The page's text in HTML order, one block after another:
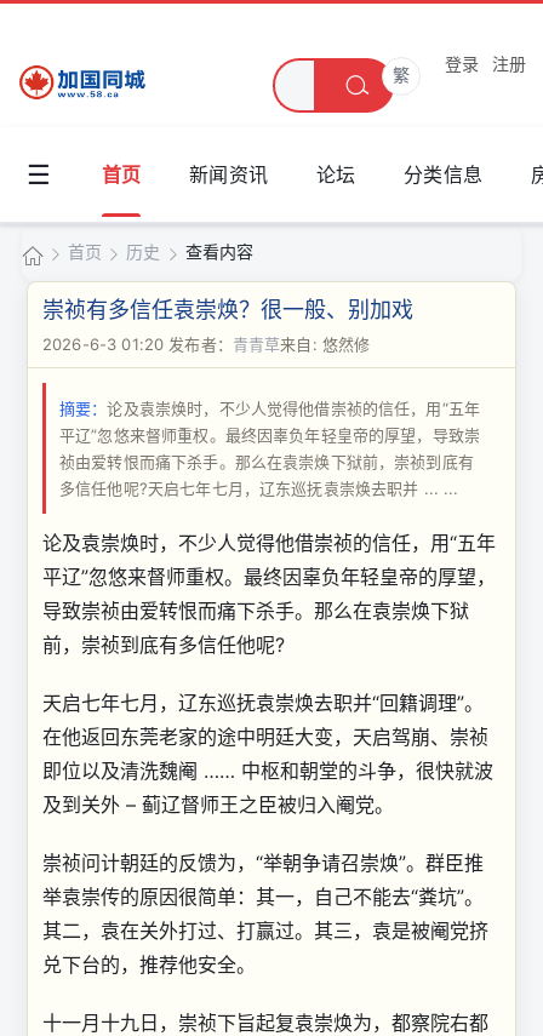
繁
登录 注册
☰ 首页 新闻资讯 论坛 分类信息
加
同
›
首页
›
历史
›
查看内容
崇祯有多信任袁崇焕？很一般、别加戏
2026-6-3 01:20 发布者： 青青草来自: 悠然修
摘要：论及袁崇焕时，不少人觉得他借崇祯的信任，用“五年
平辽”忽悠来督师重权。最终因辜负年轻皇帝的厚望，导致崇
祯由爱转恨而痛下杀手。那么在袁崇焕下狱前，崇祯到底有
多信任他呢?天启七年七月，辽东巡抚袁崇焕去职并 ... ...
论及袁崇焕时，不少人觉得他借崇祯的信任，用“五年
平辽”忽悠来督师重权。最终因辜负年轻皇帝的厚望，
导致崇祯由爱转恨而痛下杀手。那么在袁崇焕下狱
前，崇祯到底有多信任他呢?
天启七年七月，辽东巡抚袁崇焕去职并“回籍调理”。
在他返回东莞老家的途中明廷大变，天启驾崩、崇祯
即位以及清洗魏阉 …… 中枢和朝堂的斗争，很快就波
及到关外 – 蓟辽督师王之臣被归入阉党。
崇祯问计朝廷的反馈为，“举朝争请召崇焕”。群臣推
举袁崇传的原因很简单：其一，自己不能去“粪坑”。
其二，袁在关外打过、打赢过。其三，袁是被阉党挤
兑下台的，推荐他安全。
十一月十九日，崇祯下旨起复袁崇焕为，都察院右都